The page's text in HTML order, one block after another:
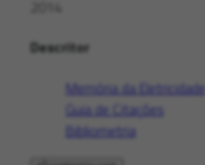
Descritor
Memória da Eletricidade
Guia de Citações
Bibliometria